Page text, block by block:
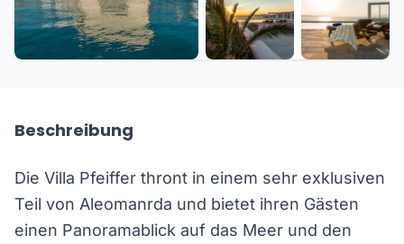
Beschreibung
Die Villa Pfeiffer thront in einem sehr exklusiven
Teil von Aleomanrda und bietet ihren Gästen
einen Panoramablick auf das Meer und den